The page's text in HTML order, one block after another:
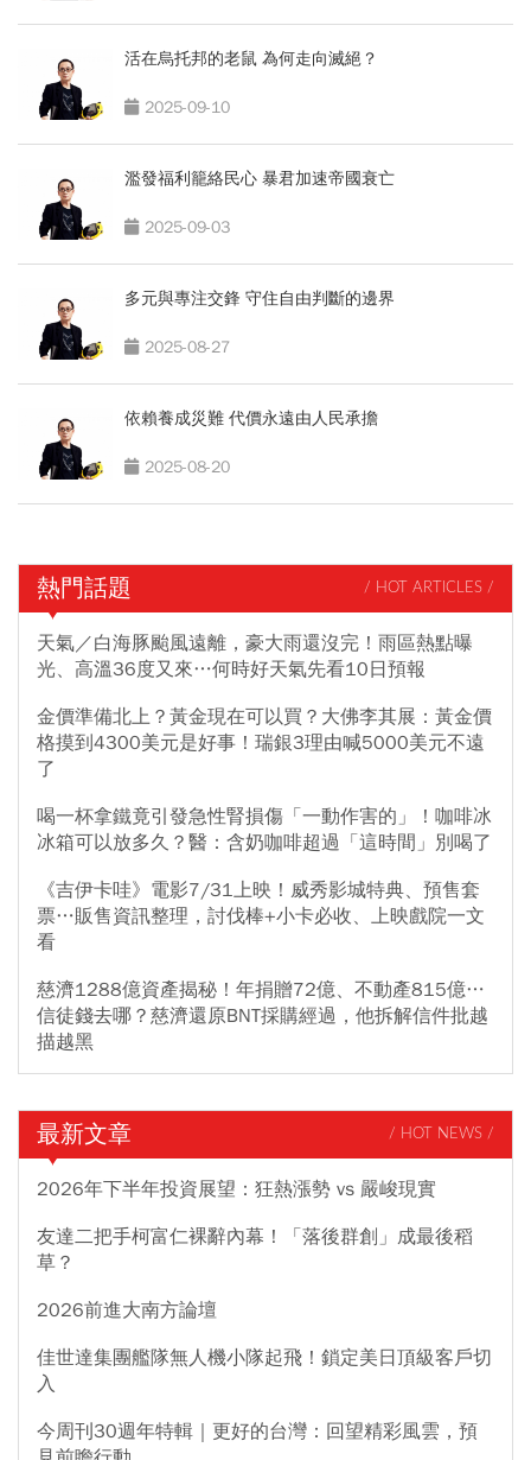
活在烏托邦的老鼠 為何走向滅絕？
2025-09-10
濫發福利籠絡民心 暴君加速帝國衰亡
2025-09-03
多元與專注交鋒 守住自由判斷的邊界
2025-08-27
依賴養成災難 代價永遠由人民承擔
2025-08-20
熱門話題 / HOT ARTICLES /
天氣／白海豚颱風遠離，豪大雨還沒完！雨區熱點曝
光、高溫36度又來…何時好天氣先看10日預報
金價準備北上？黃金現在可以買？大佛李其展：黃金價
格摸到4300美元是好事！瑞銀3理由喊5000美元不遠
了
喝一杯拿鐵竟引發急性腎損傷「一動作害的」！咖啡冰
冰箱可以放多久？醫：含奶咖啡超過「這時間」別喝了
《吉伊卡哇》電影7/31上映！威秀影城特典、預售套
票…販售資訊整理，討伐棒+小卡必收、上映戲院一文
看
慈濟1288億資產揭秘！年捐贈72億、不動產815億…
信徒錢去哪？慈濟還原BNT採購經過，他拆解信件批越
描越黑
最新文章 / HOT NEWS /
2026年下半年投資展望：狂熱漲勢 vs 嚴峻現實
友達二把手柯富仁裸辭內幕！「落後群創」成最後稻
草？
2026前進大南方論壇
佳世達集團艦隊無人機小隊起飛！鎖定美日頂級客戶切
入
今周刊30週年特輯｜更好的台灣：回望精彩風雲，預